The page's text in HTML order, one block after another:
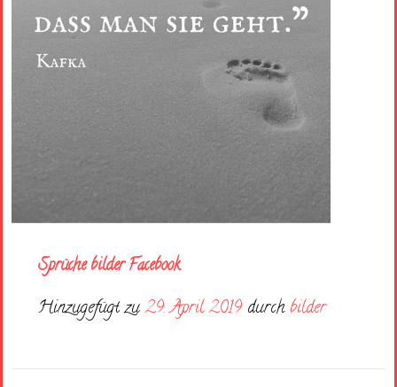
Sprüche bilder Facebook
Hinzugefügt zu29. April 2019 durch bilder